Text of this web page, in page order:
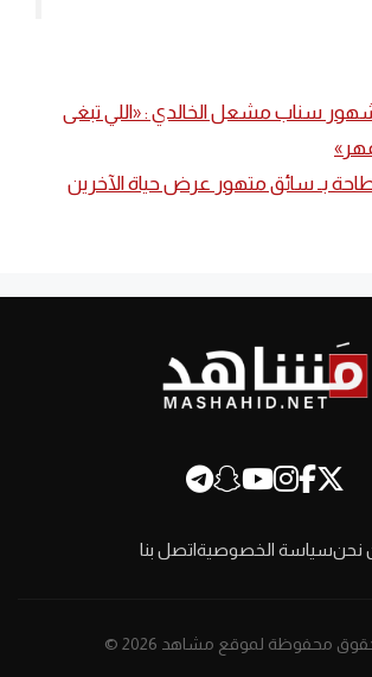
سناب مشعل الخالدي : «اللي تبغى
بـ سائق متهور عرض حياة الآخرين
نحنسياسة الخصوصيةاتصل بنا
محفوظة لموقع مشاهد 2026 ©